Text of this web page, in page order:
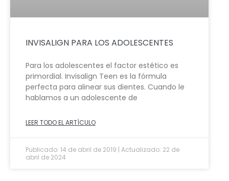
INVISALIGN PARA LOS ADOLESCENTES
Para los adolescentes el factor estético es
primordial. Invisalign Teen es la fórmula
perfecta para alinear sus dientes. Cuando le
hablamos a un adolescente de
LEER TODO EL ARTÍCULO
Publicado: 14 de abril de 2019 | Actualizado: 22 de
abril de 2024